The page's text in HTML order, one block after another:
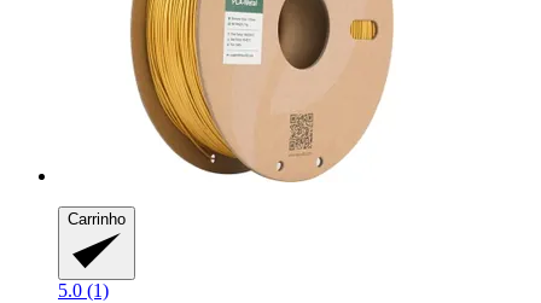
Carrinho
5.0 (1)